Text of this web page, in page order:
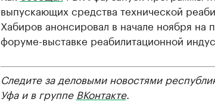
выпускающих средства технической
Хабиров анонсировал в начале ноября
форуме-выставке реабилитационной
Следите за деловыми новостями
Уфа и в группе ВКонтакте.